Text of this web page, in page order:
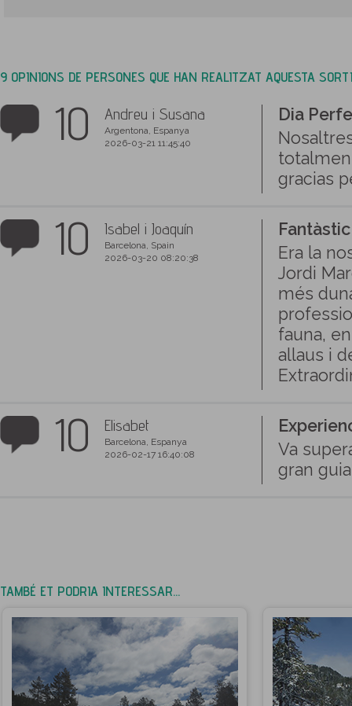
9 OPINIONS DE PERSONES QUE HAN REALITZAT AQUESTA
10 Andreu i Susana
Argentona, Espanya
2026-03-21 11:45:40
Dia
gracias
10 Isabel i Joaquín
Barcelona, Spain
2026-03-20 08:20:38
Fantàstic
Era la
Jordi
més
fauna,
allaus i
10 Elisabet
Barcelona, Espanya
2026-02-17 16:40:08
Va
gran
TAMBÉ ET PODRIA INTERESSAR...